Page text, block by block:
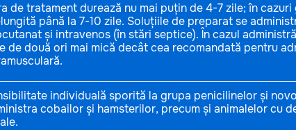
de tratament durează nu mai puțin de 4-7 zile; în
până la 7-10 zile. Soluțiile de preparat se
și intravenos (în stări septice). În cazul
de două ori mai mică decât cea recomandată pentru
individuală sporită la grupa penicilinelor și
cobailor și hamsterilor, precum și animalelor cu